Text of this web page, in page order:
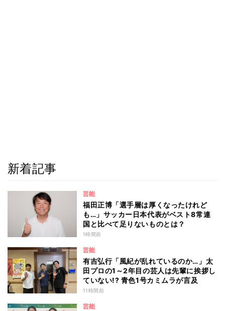
新着記事
芸能
福田正博「選手層は厚くなったけれど
も…」サッカー日本代表がベスト8常連
国と比べて足りないものとは？
1時間前
芸能
有吉弘行「風紀が乱れているのか…」太
田プロの1～2年目の芸人は先輩に挨拶し
ていない!? 青色1号カミムラが言及
11時間前
芸能